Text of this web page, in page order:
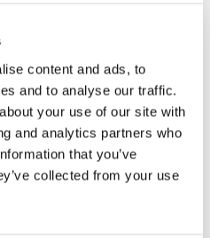
content and ads, to
and to analyse our traffic.
your use of our site with
and analytics partners who
that you’ve
collected from your use
på möbler
behov